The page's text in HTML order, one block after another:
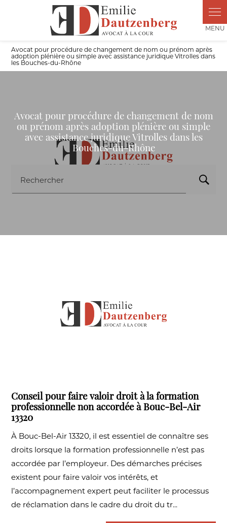
Avocat pour procédure de changement de nom ou prénom après
adoption plénière ou simple avec assistance juridique Vitrolles dans
les Bouches-du-Rhône
Avocat pour procédure de changement de nom
ou prénom après adoption plénière ou simple
avec assistance juridique Vitrolles dans les
Bouches-du-Rhône
Rechercher
Conseil pour faire valoir droit à la formation
professionnelle non accordée à Bouc-Bel-Air
13320
À Bouc-Bel-Air 13320, il est essentiel de connaître ses
droits lorsque la formation professionnelle n’est pas
accordée par l’employeur. Des démarches précises
existent pour faire valoir vos intérêts, et
l’accompagnement expert peut faciliter le processus
de réclamation dans le cadre du droit du tr...
Panneau de gestion des cookies